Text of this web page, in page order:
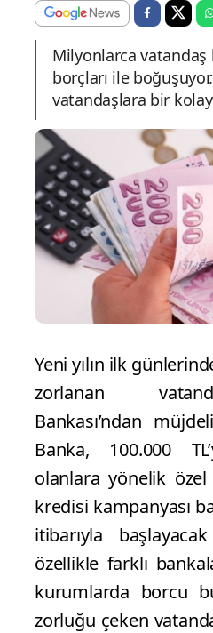
Milyonlarca
borçları ile
vatandaşlara bir
Yeni yılın ilk
zorlanan
Bankası’ndan
Banka, 100.000
olanlara yönelik
kredisi kampanyası
itibarıyla
özellikle farklı
kurumlarda borcu
zorluğu çeken